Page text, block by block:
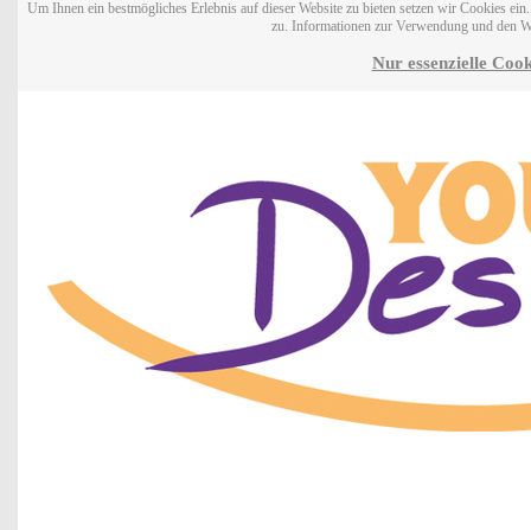
Um Ihnen ein bestmögliches Erlebnis auf dieser Website zu bieten setzen wir Cookies
zu. Informationen zur Verwendung und den
Nur essenzielle